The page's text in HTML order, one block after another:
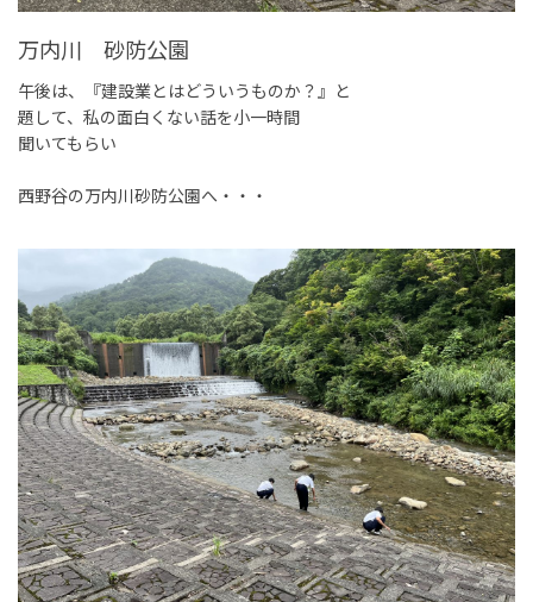
万内川 砂防公園
午後は、『建設業とはどういうものか？』と
題して、私の面白くない話を小一時間
聞いてもらい
西野谷の万内川砂防公園へ・・・